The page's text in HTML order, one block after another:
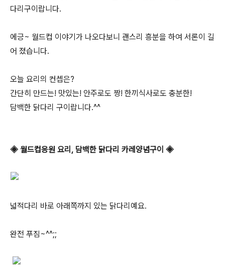
다리구이랍니다.
에긍~ 월드컵 이야기가 나오다보니 괜스리 흥분을 하여 서론이 길
어 졌습니다.
오늘 요리의 컨셉은?
간단히 만드는! 맛있는! 안주로도 짱! 한끼식사로도 충분한!
담백한 닭다리 구이랍니다.^^
◈ 월드컵응원 요리, 담백한 닭다리 카레양념구이 ◈
넓적다리 바로 아래쪽까지 있는 닭다리예요.
완전 푸짐~^^;;